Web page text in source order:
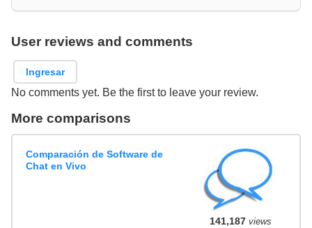
User reviews and comments
Ingresar
No comments yet. Be the first to leave your review.
More comparisons
Comparación de Software de
Chat en Vivo
141,187views